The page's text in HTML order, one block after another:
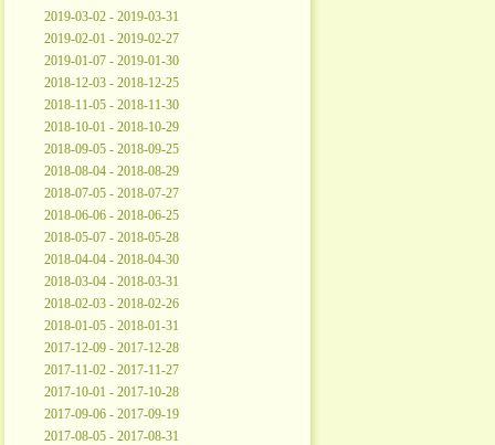
2019-03-02 - 2019-03-31
2019-02-01 - 2019-02-27
2019-01-07 - 2019-01-30
2018-12-03 - 2018-12-25
2018-11-05 - 2018-11-30
2018-10-01 - 2018-10-29
2018-09-05 - 2018-09-25
2018-08-04 - 2018-08-29
2018-07-05 - 2018-07-27
2018-06-06 - 2018-06-25
2018-05-07 - 2018-05-28
2018-04-04 - 2018-04-30
2018-03-04 - 2018-03-31
2018-02-03 - 2018-02-26
2018-01-05 - 2018-01-31
2017-12-09 - 2017-12-28
2017-11-02 - 2017-11-27
2017-10-01 - 2017-10-28
2017-09-06 - 2017-09-19
2017-08-05 - 2017-08-31